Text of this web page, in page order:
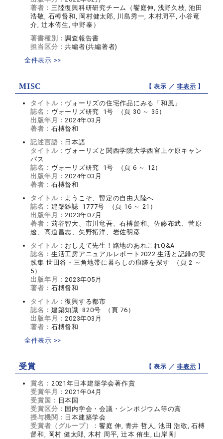
著者： 三陸復興科研研究チーム（饗庭伸, 浅野久枝, 池田
浩敬, 石榑督和, 岡村健太郎, 川島秀一, 木村周平, 小谷竜
介, 辻本侑生, 中野泰）
著書種別：調査報告書
担当区分：共編者(共編著者)
全件表示 >>
MISC 【 表示 ／非表示 】
タイトル： ヴォーリズの住宅作品にみる「和風」
誌名： ヴォーリズ研究 1号 （頁 30 ～ 35）
出版年月：2024年03月
著者： 石榑督和
記述言語： 日本語
タイトル： ヴォーリズと関西学院大学西宮上ケ原キャン
パス
誌名： ヴォーリズ研究 1号 （頁 6 ～ 12）
出版年月：2024年03月
著者： 石榑督和
タイトル： ようこそ、暫定の自由大陸へ
誌名： 建築雑誌 1777号 （頁 16 ～ 21）
出版年月：2023年07月
著者： 苅谷智大、市川竜吾、石榑督和、佐藤布武、菅原
遼、高道昌志、矢野拓洋、岩佐明彦
タイトル： おしえて先生！路地のあれこれQ&A
誌名： 生活工房アニュアルレポート2022 生活と記録の実
践集 世田谷・三角地帯に暮らしの痕跡を探す （頁 2 ～
5）
出版年月：2023年05月
著者： 石榑督和
タイトル：復興する都市
誌名： 建築知識 820号 （頁 76）
出版年月：2023年03月
著者： 石榑督和
全件表示 >>
受賞 【 表示 ／非表示 】
賞名： 2021年日本建築学会著作賞
受賞年月：2021年04月
受賞国： 日本国
受賞区分： 国内学会・会議・シンポジウム等の賞
授与機関： 日本建築学会
受賞者（グループ）：饗庭 伸, 青井 哲人, 池田 浩敬, 石榑
督和, 岡村 健太郎, 木村 周平, 辻本 侑生, 山岸 剛